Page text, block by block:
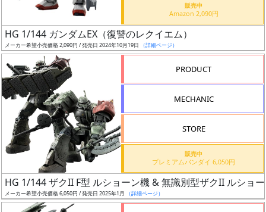
シ
リ
ー
ズ・
タ
イ
状
販売中
Amazon 2,090円
HG 1/144 ガンダムEX（復讐のレクイエム）
メーカー希望小売価格 2,090円 / 発売日 2024年10月19日 （詳細ページ）
PRODUCT
MECHANIC
STORE
販売中
プレミアムバンダイ 6,050円
HG 1/144 ザクII F型 ルショーン機 & 無識別型ザクII ルショ
メーカー希望小売価格 6,050円 / 発売日 2025年1月 （詳細ページ）